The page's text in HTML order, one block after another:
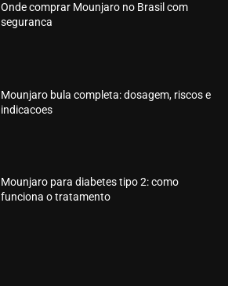
Onde comprar Mounjaro no Brasil com
seguranca
Mounjaro bula completa: dosagem, riscos e
indicacoes
Mounjaro para diabetes tipo 2: como
funciona o tratamento